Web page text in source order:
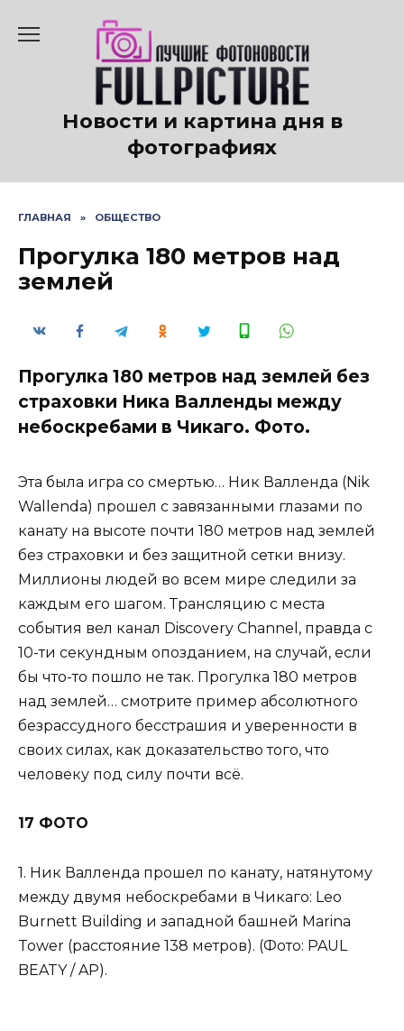
содержанию
Новости и картина дня в
фотографиях
ГЛАВНАЯ » ОБЩЕСТВО
Прогулка 180 метров над
землей
Прогулка 180 метров над землей без
страховки Ника Валленды между
небоскребами в Чикаго. Фото.
Эта была игра со смертью… Ник Валленда (Nik
Wallenda) прошел с завязанными глазами по
канату на высоте почти 180 метров над землей
без страховки и без защитной сетки внизу.
Миллионы людей во всем мире следили за
каждым его шагом. Трансляцию с места
события вел канал Discovery Channel, правда с
10-ти секундным опозданием, на случай, если
бы что-то пошло не так. Прогулка 180 метров
над землей… смотрите пример абсолютного
безрассудного бесстрашия и уверенности в
своих силах, как доказательство того, что
человеку под силу почти всё.
17 ФОТО
1. Ник Валленда прошел по канату, натянутому
между двумя небоскребами в Чикаго: Leo
Burnett Building и западной башней Marina
Tower (расстояние 138 метров). (Фото: PAUL
BEATY / AP).